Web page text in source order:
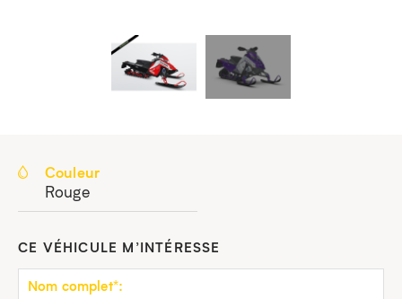
Couleur
Rouge
CE VÉHICULE M’INTÉRESSE
Nom complet*: